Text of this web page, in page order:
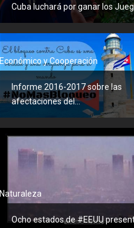
Cuba luchará por ganar los
Económico y Cooperación
Informe 2016-2017 sobre las
afectaciones del...
Naturaleza
Ocho estados de #EEUU